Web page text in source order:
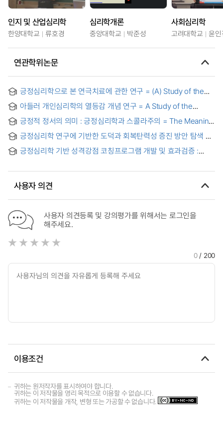
인지 및 산업심리학
한양대학교 류호경
심리학개론
중앙대학교 박준성
사회심리학
고려대학교 윤
연관학위논문
긍정심리학으로 본 연극치료에 관한 연구 = (A) Study of the
아들러 개인심리학의 열등감 개념 연구 = A Study of the
긍정적 정서의 의미 : 긍정심리학과 스콜라주의 = The Meaning
Scholasticism
긍정심리학 연구에 기반한 도덕과 회복탄력성 증진 방안 탐색 =
Positive Psychology Research in Moral Education
긍정심리학 기반 성격강점 코칭프로그램 개발 및 효과검증 :
사용자 의견
사용자 의견등록 및 강의평가를 위해서는 로그인을
해주세요.
0/ 200
이용조건
귀하는 원저작자를 표시하여야 합니다.
귀하는 이 저작물을 영리 목적으로 이용할 수 없습니다.
귀하는 이 저작물을 개작, 변형 또는 가공할 수 없습니다.